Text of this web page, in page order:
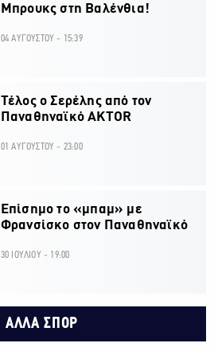
Μπρουκς στη Βαλένθια!
04 ΑΥΓΟΥΣΤΟΥ - 15:39
Τέλος ο Σερέλης από τον
Παναθηναϊκό AKTOR
01 ΑΥΓΟΥΣΤΟΥ - 23:00
Επίσημο το «μπαμ» με
Φρανσίσκο στον Παναθηναϊκό
30 ΙΟΥΛΙΟΥ - 19:00
ΑΛΛΑ ΣΠΟΡ